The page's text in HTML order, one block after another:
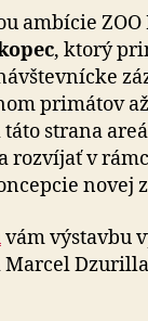
ambície
, ktorý
pri­má­tov
táto strana
rozvíjať v
novej
vám výstavbu
Marcel